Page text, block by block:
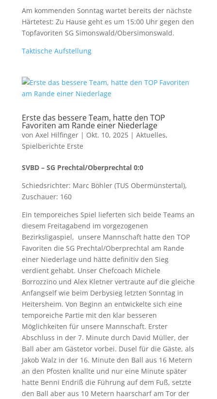
Am kommenden Sonntag wartet bereits der nächste
Härtetest: Zu Hause geht es um 15:00 Uhr gegen den
Topfavoriten SG Simonswald/Obersimonswald.
Taktische Aufstellung
Erste das bessere Team, hatte den TOP
Favoriten am Rande einer Niederlage
von Axel Hilfinger| Okt. 10, 2025| Aktuelles,
Spielberichte Erste
SVBD – SG Prechtal/Oberprechtal 0:0
Schiedsrichter: Marc Böhler (TUS Obermünstertal),
Zuschauer: 160
Ein temporeiches Spiel lieferten sich beide Teams an
diesem Freitagabend im vorgezogenen
Bezirksligaspiel, unsere Mannschaft hatte den TOP
Favoriten die SG Prechtal/Oberprechtal am Rande
einer Niederlage und hätte definitiv den Sieg
verdient gehabt. Unser Chefcoach Michele
Borrozzino und Alex Kletner vertraute auf die gleiche
Anfangself wie beim Derbysieg letzten Sonntag in
Heitersheim. Von Beginn an entwickelte sich eine
temporeiche Partie mit den klar besseren
Möglichkeiten für unsere Mannschaft. Erster
Abschluss in der 7. Minute durch David Müller, der
Ball aber am Gästetor vorbei. Dusel für die Gäste, als
Jakob Walz in der 16. Minute den Ball aus 16 Metern
an den Pfosten knallte und nur eine Minute später
hatte Benni Endriß die Führung auf dem Fuß, setzte
den Ball aber aus 10 Metern haarscharf am Tor der